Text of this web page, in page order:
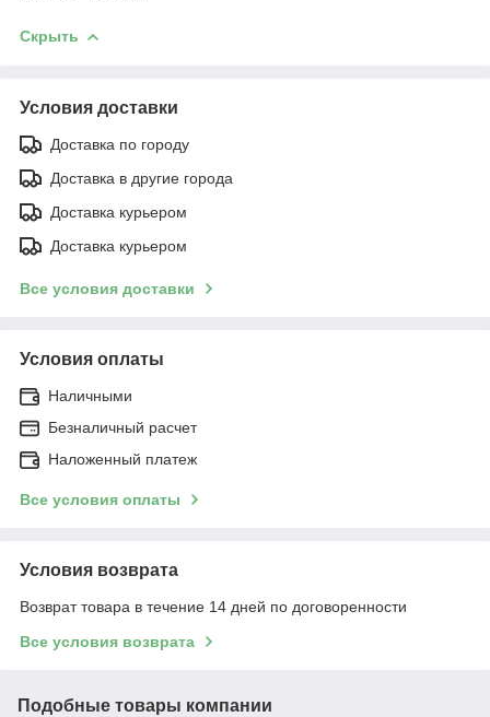
Скрыть
Условия доставки
Доставка по городу
Доставка в другие города
Доставка курьером
Доставка курьером
Все условия доставки
Условия оплаты
Наличными
Безналичный расчет
Наложенный платеж
Все условия оплаты
Условия возврата
Возврат товара в течение 14 дней по договоренности
Все условия возврата
Подобные товары компании